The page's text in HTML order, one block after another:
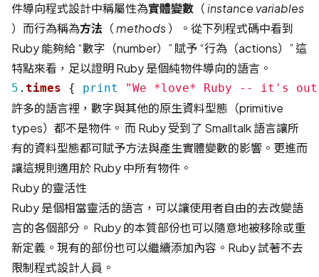
件導向程式設計中稱屬性為實體變數 （instance variables
）而行為稱為方法 （methods）。從下列程式碼中看到
Ruby 能夠給 “數字（number）” 賦予 “行為（actions）” 這
特點來看，足以證明 Ruby 是個純物件導向的語言。
5 . times { print "We *love* Ruby -- it's
許多的語言裡，數字與其他的原生資料型態（primitive
types）都不是物件。 而 Ruby 受到了 Smalltalk 語言讓所
有的資料型態都可賦予方法與產生實體變數的影響。更進而
讓這規則適用於 Ruby 中所有物件。
Ruby 的靈活性
Ruby 是個相當靈活的語言，可以讓使用者自由的去改變語
言的各個部分。 Ruby 的本質部份也可以隨意地被移除或重
新定義。現有的部份也可以繼續添加內容。Ruby 試著不去
限制程式設計人員。